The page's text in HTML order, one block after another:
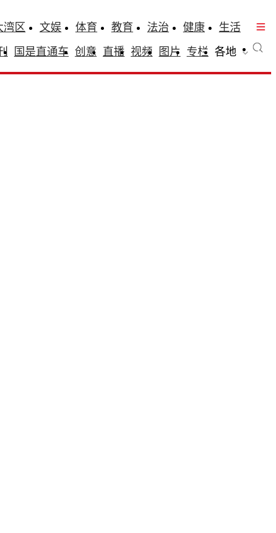
湾区 文娱 体育 教育 法治 健康
生活
国是直通车 创意 直播 视频 图片 专栏 各地